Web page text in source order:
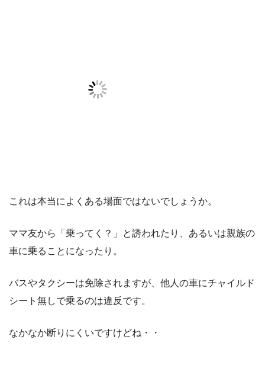
これは本当によくある場面ではないでしょうか。
ママ友から「乗ってく？」と誘われたり、あるいは親族の
車に乗ることになったり。
バスやタクシーは免除されますが、 他人の車にチャイルド
シート無しで乗るのは違反 です。
なかなか断りにくいですけどね・・